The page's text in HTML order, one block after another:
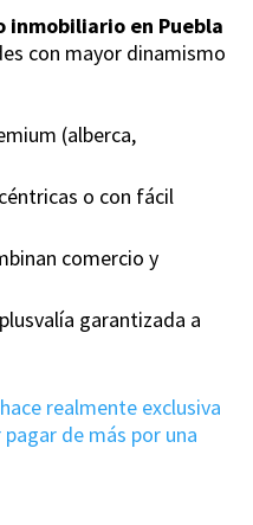
inmobiliario en Puebla
con mayor dinamismo
(alberca,
o con fácil
comercio y
garantizada a
realmente exclusiva
de más por una